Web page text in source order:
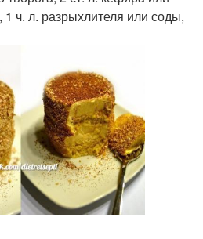
1 ч. л. разрыхлителя или соды,